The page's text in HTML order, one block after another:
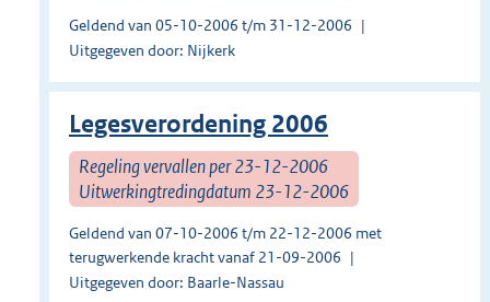
Geldend van 05-10-2006 t/m 31-12-2006
Uitgegeven door: Nijkerk
Legesverordening 2006
Regeling vervallen per 23-12-2006
Uitwerkingtredingdatum 23-12-2006
Geldend van 07-10-2006 t/m 22-12-2006 met
terugwerkende kracht vanaf 21-09-2006
Uitgegeven door: Baarle-Nassau